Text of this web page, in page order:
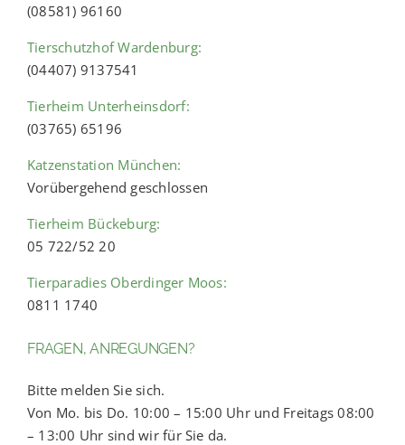
(08581) 96160
Tierschutzhof Wardenburg:
(04407) 9137541
Tierheim Unterheinsdorf:
(03765) 65196
Katzenstation München:
Vorübergehend geschlossen
Tierheim Bückeburg:
05 722/52 20
Tierparadies Oberdinger Moos:
0811 1740
FRAGEN, ANREGUNGEN?
Bitte melden Sie sich.
Von Mo. bis Do. 10:00 – 15:00 Uhr und Freitags 08:00
– 13:00 Uhr sind wir für Sie da.